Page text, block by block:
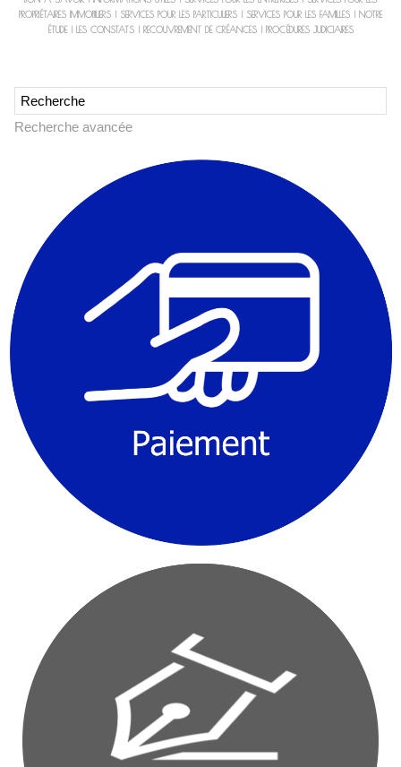
PROPRIÉTAIRES IMMOBILIERS | SERVICES POUR LES PARTICULIERS | SERVICES POUR LES FAMILLES | NOTRE
ÉTUDE | LES CONSTATS | RECOUVREMENT DE CRÉANCES | PROCÉDURES JUDICIAIRES
Recherche avancée